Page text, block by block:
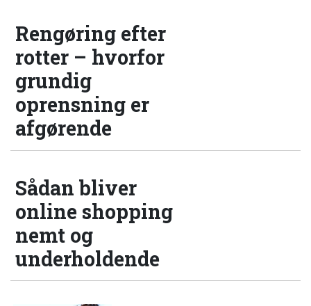
Rengøring efter
rotter – hvorfor
grundig
oprensning er
afgørende
Sådan bliver
online shopping
nemt og
underholdende